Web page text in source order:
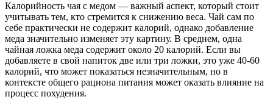
Калорийность чая с медом — важный аспект, который стоит
учитывать тем, кто стремится к снижению веса. Чай сам по
себе практически не содержит калорий, однако добавление
меда значительно изменяет эту картину. В среднем, одна
чайная ложка меда содержит около 20 калорий. Если вы
добавляете в свой напиток две или три ложки, это уже 40-60
калорий, что может показаться незначительным, но в
контексте общего рациона питания может оказать влияние на
процесс похудения.